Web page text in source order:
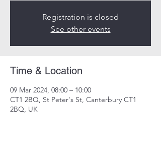
Registration is closed
See other events
Time & Location
09 Mar 2024, 08:00 – 10:00
CT1 2BQ, St Peter's St, Canterbury CT1
2BQ, UK